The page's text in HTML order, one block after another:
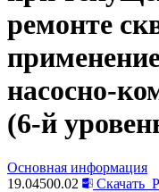
ремонте
насосно-
(6-й
Основная информация
19.04500.02
Скачать